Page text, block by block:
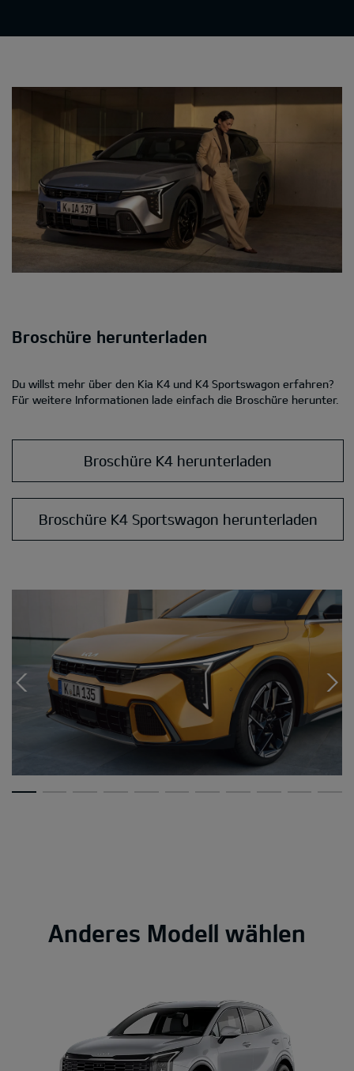
Broschüre herunterladen
Du willst mehr über den Kia K4 und K4 Sportswagon erfahren?
Für weitere Informationen lade einfach die Broschüre herunter.
Broschüre K4 herunterladen
Broschüre K4 Sportswagon herunterladen
Anderes Modell wählen